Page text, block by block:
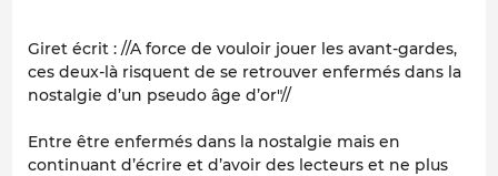
Giret écrit : //A force de vouloir jouer les avant-gardes,
ces deux-là risquent de se retrouver enfermés dans la
nostalgie d’un pseudo âge d’or"//
Entre être enfermés dans la nostalgie mais en
continuant d’écrire et d’avoir des lecteurs et ne plus